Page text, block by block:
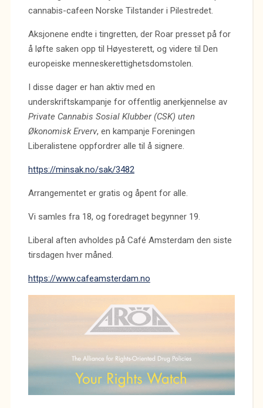
cannabis-cafeen Norske Tilstander i Pilestredet.
Aksjonene endte i tingretten, der Roar presset på for
å løfte saken opp til Høyesterett, og videre til Den
europeiske menneskerettighetsdomstolen.
I disse dager er han aktiv med en
underskriftskampanje for offentlig anerkjennelse av
Private Cannabis Sosial Klubber (CSK) uten
Økonomisk Erverv, en kampanje Foreningen
Liberalistene oppfordrer alle til å signere.
https://minsak.no/sak/3482
Arrangementet er gratis og åpent for alle.
Vi samles fra 18, og foredraget begynner 19.
Liberal aften avholdes på Café Amsterdam den siste
tirsdagen hver måned.
https://www.cafeamsterdam.no